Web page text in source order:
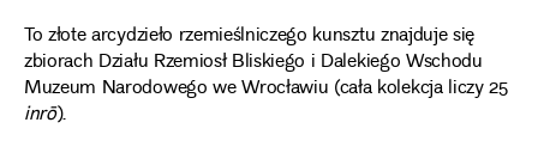
To złote arcydzieło rzemieślniczego kunsztu znajduje się
zbiorach Działu Rzemiosł Bliskiego i Dalekiego Wschodu
Muzeum Narodowego we Wrocławiu (cała kolekcja liczy 25
inrō).